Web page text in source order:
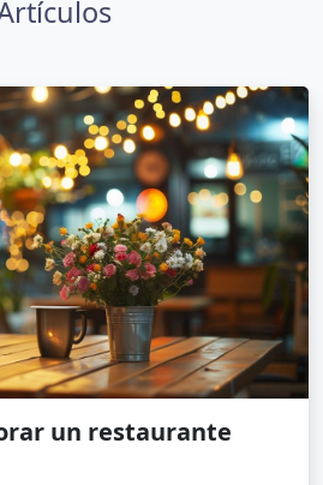
un restaurante